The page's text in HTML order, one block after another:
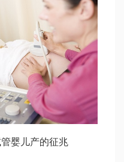
婴儿产的征兆